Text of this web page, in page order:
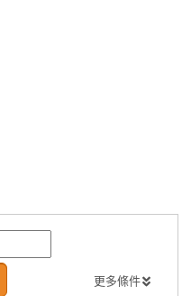
更多條件